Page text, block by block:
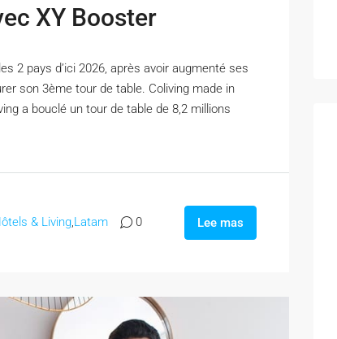
XY Booster
2 pays d’ici 2026, après avoir augmenté ses
son 3ème tour de table. Coliving made in
a bouclé un tour de table de 8,2 millions
& Living,Latam 0 Lee mas